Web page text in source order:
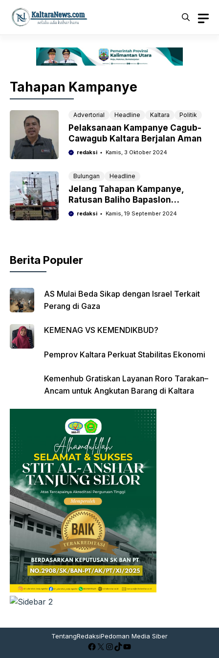
Langsung
Tahapan Kampanye
Advertorial Headline Kaltara Politik
Pelaksanaan Kampanye Cagub-
Cawagub Kaltara Berjalan Aman
redaksi Kamis, 3 Oktober 2024
Bulungan Headline
Jelang Tahapan Kampanye,
Ratusan Baliho Bapaslon
Ditertibkan
redaksi Kamis, 19 September 2024
Berita Populer
AS Mulai Beda Sikap dengan Israel Terkait
Perang di Gaza
KEMENAG VS KEMENDIKBUD?
Pemprov Kaltara Perkuat Stabilitas Ekonomi
Kemenhub Gratiskan Layanan Roro Tarakan–
Ancam untuk Angkutan Barang di Kaltara
TentangRedaksiPedoman Media Siber
Facebook
X Instagram
TikTok
YouTube